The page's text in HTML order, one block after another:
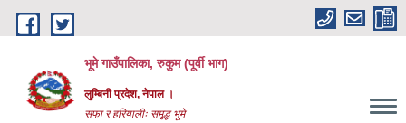
Skip to main content
भूमे गाउँपालिका, रुकुम (पूर्वी भाग)
लुम्बिनी प्रदेश, नेपाल ।
सफा र हरियालीः समृद्ध भूमे